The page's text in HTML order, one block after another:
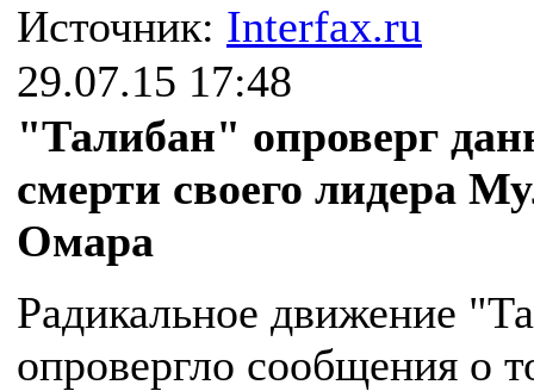
Источник: Interfax.ru
29.07.15 17:48
"Талибан" опроверг
смерти своего лидера
Омара
Радикальное движение
опровергло сообщения о